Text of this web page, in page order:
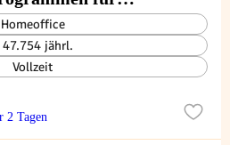
Homeoffice
47.754 jährl.
Vollzeit
2 Tagen